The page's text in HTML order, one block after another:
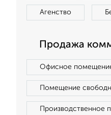
Агенство
Продажа
Офисное
Помещение
Производственное